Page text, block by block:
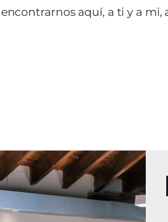
aquí, a ti y a mi,